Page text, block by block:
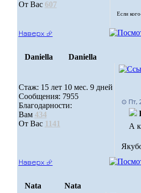
От Вас 607
Если
Наверх ⮵
Daniella Daniella
Стаж: 15 лет 10 мес. 9 дней
Сообщения: 7955
Благодарности:
Вам 434
От Вас 1141
⊙ Пт,
А
Наверх ⮵
Nata Nata